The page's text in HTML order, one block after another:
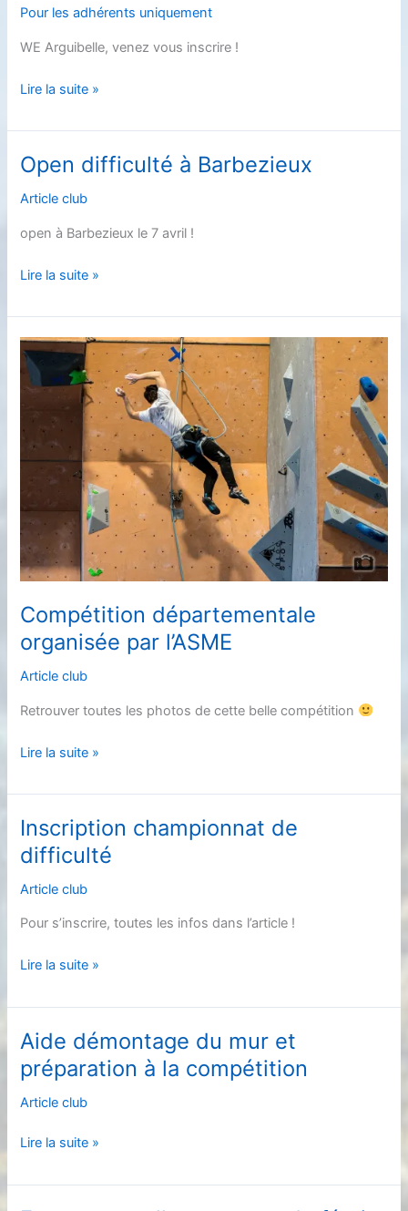
du
Pour les adhérents uniquement
WE Arguibelle, venez vous inscrire !
Sortie
8
au
12
mai
Lire la suite »
Open difficulté à Barbezieux
Article club
open à Barbezieux le 7 avril !
Open
à
Barbezieux
Lire la suite »
Compétition départementale
organisée par l’ASME
Article club
Retrouver toutes les photos de cette belle compétition
Compétition
organisée
par
l’ASME
Lire la suite »
Inscription championnat de
difficulté
Article club
Pour s’inscrire, toutes les infos dans l’article !
Inscription
de
difficulté
Lire la suite »
Aide démontage du mur et
préparation à la compétition
Article club
Aide
du
Lire la suite »